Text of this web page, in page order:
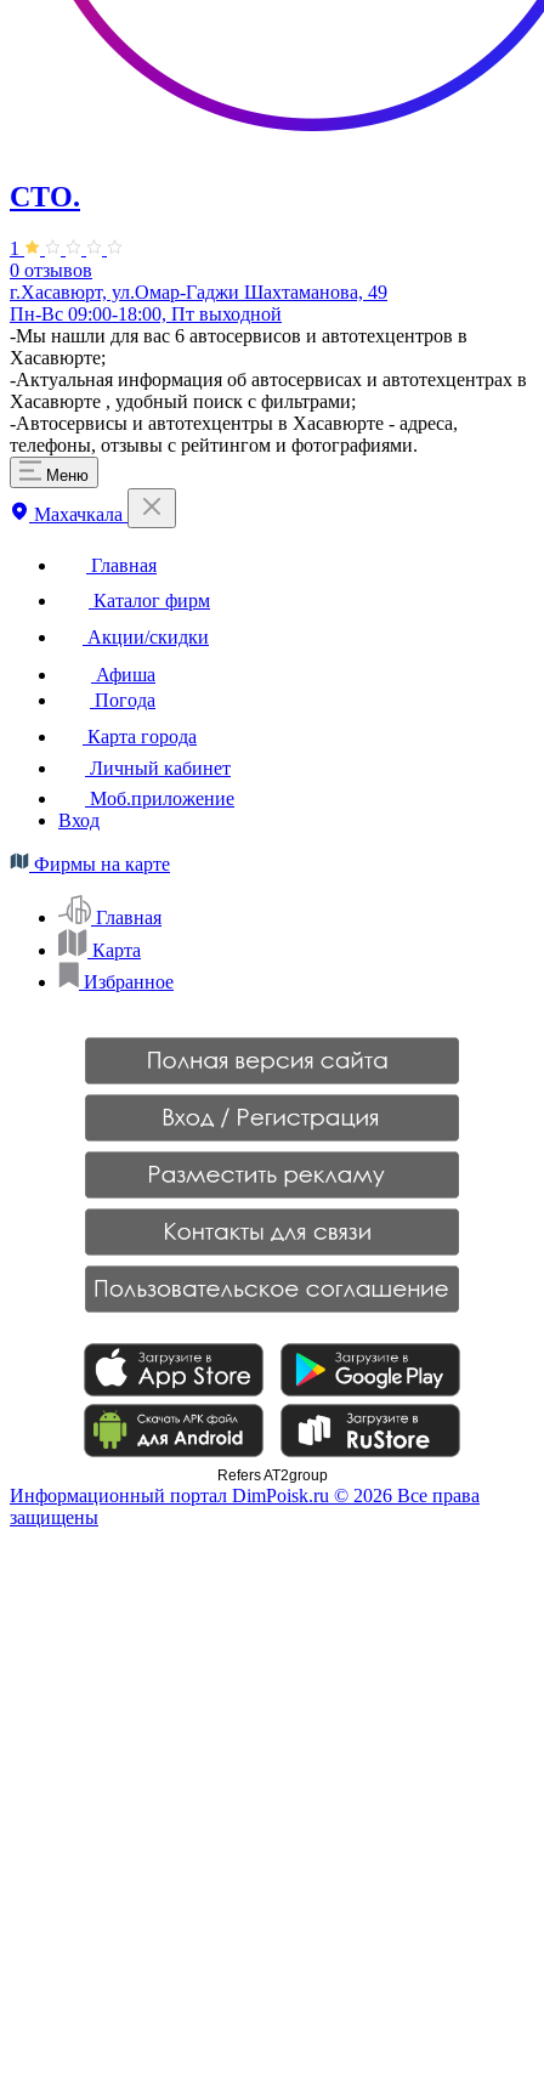
СТО.
1
0 отзывов
г.Хасавюрт, ул.Омар-Гаджи Шахтаманова, 49
Пн-Вс 09:00-18:00, Пт выходной
-Мы нашли для вас 6 автосервисов и автотехцентров в
Хасавюрте;
-Актуальная информация об автосервисах и автотехцентрах в
Хасавюрте , удобный поиск с фильтрами;
-Автосервисы и автотехцентры в Хасавюрте - адреса,
телефоны, отзывы с рейтингом и фотографиями.
Меню
Махачкала
Главная
Каталог фирм
Акции/скидки
Афиша
Погода
Карта города
Личный кабинет
Моб.приложение
Вход
Фирмы на карте
Главная
Карта
Избранное
Refers AT2group
Информационный портал DimPoisk.ru © 2026 Все права
защищены